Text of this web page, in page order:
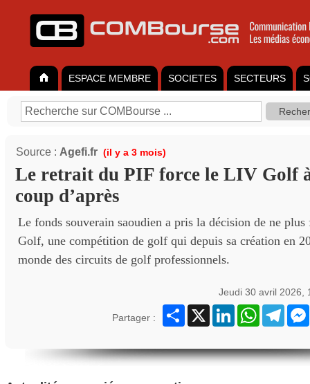
ESPACE MEMBRE SOCIETES SECTEURS
Source : Agefi.fr (il y a 3 mois)
Le retrait du PIF force le LIV Golf
coup d’après
Le fonds souverain saoudien a pris la décision de ne
Golf, une compétition de golf qui depuis sa création en
monde des circuits de golf professionnels.
Jeudi 30 avril 2026,
Partager :
Partager
X LinkedInWhatsApp